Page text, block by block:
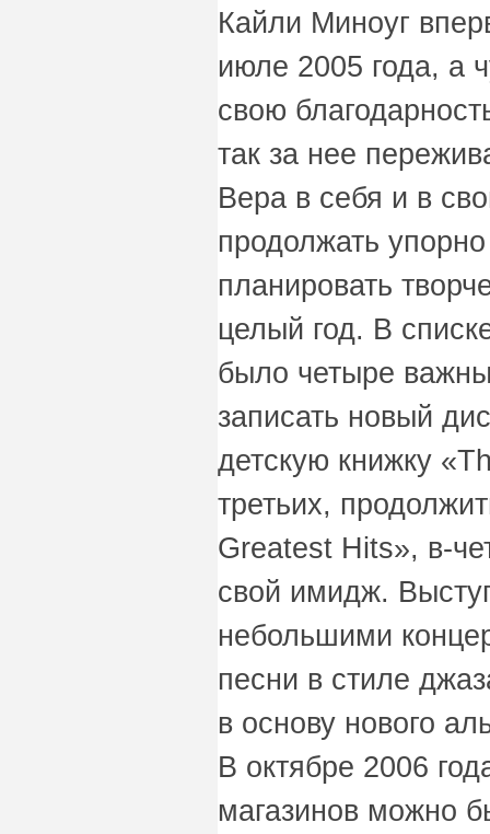
Кайли Миноуг
июле 2005 года, а
свою
так за нее
Вера в себя и в
продолжать
планировать
целый год. В
было четыре
записать новый
детскую книжку
третьих,
Greatest Hits», в-
свой имидж.
небольшими
песни в стиле
в основу нового
В октябре 2006
магазинов можно